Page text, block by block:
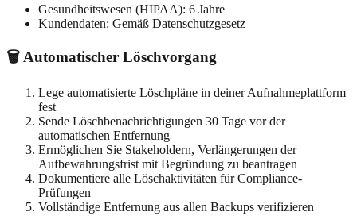
Gesundheitswesen (HIPAA): 6 Jahre
Kundendaten: Gemäß Datenschutzgesetz
🗑️ Automatischer Löschvorgang
Lege automatisierte Löschpläne in deiner Aufnahmeplattform
fest
Sende Löschbenachrichtigungen 30 Tage vor der
automatischen Entfernung
Ermöglichen Sie Stakeholdern, Verlängerungen der
Aufbewahrungsfrist mit Begründung zu beantragen
Dokumentiere alle Löschaktivitäten für Compliance-
Prüfungen
Vollständige Entfernung aus allen Backups verifizieren